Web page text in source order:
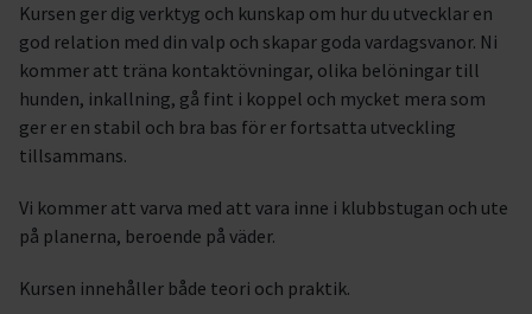
Kursen ger dig verktyg och kunskap om hur du utvecklar en
god relation med din valp och skapar goda vardagsvanor. Ni
kommer att träna kontaktövningar, olika belöningar till
hunden, inkallning, gå fint i koppel och mycket mera som
ger er en stabil och bra bas för er fortsatta utveckling
tillsammans.
Vi kommer att varva med att vara inne i klubbstugan och ute
på planerna, beroende på väder.
Kursen innehåller både teori och praktik.